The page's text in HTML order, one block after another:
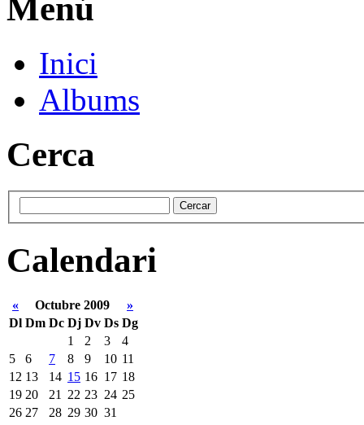
Menú
Inici
Albums
Cerca
Calendari
« Octubre 2009
»
Dl Dm Dc Dj Dv Ds Dg
1
2 3
4
5
6 7 8 9 10 11
12 13 14 15 16 17 18
19 20 21 22 23 24 25
26 27 28 29 30 31